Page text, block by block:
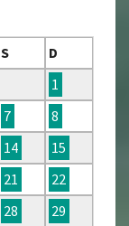
S
D
1
7
8
14
15
21
22
28
29